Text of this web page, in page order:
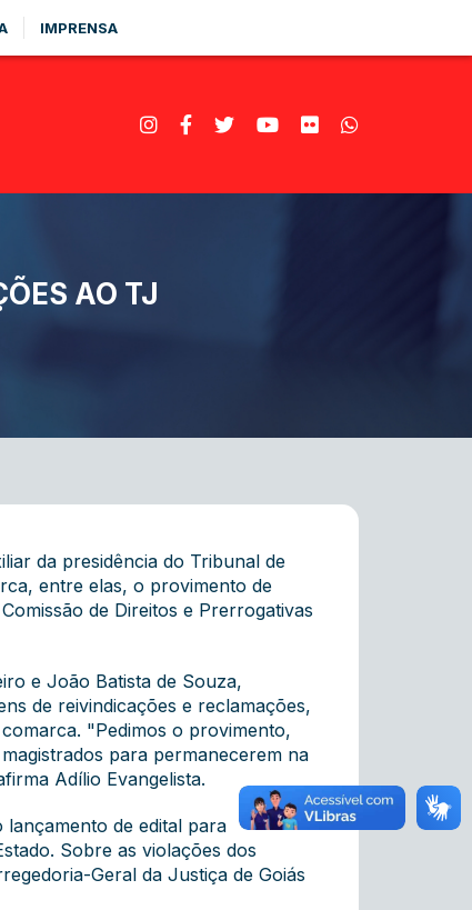
IMPRENSA
AO TJ
da presidência do Tribunal de
entre elas, o provimento de
de Direitos e Prerrogativas
e João Batista de Souza,
de reivindicações e reclamações,
"Pedimos o provimento,
para permanecerem na
Adílio Evangelista.
de edital para
Sobre as violações dos
Geral da Justiça de Goiás